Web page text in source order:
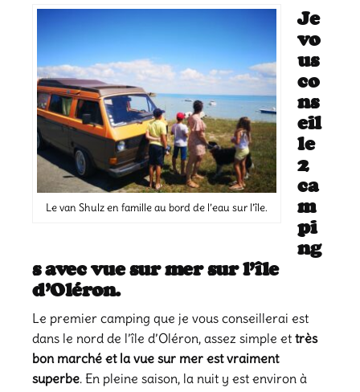
Le van Shulz en famille au bord de l’eau sur l’île.
Je
vo
us
co
ns
eil
le
2
ca
m
pi
ng
s avec vue sur mer sur l’île
d’Oléron.
Le premier camping que je vous conseillerai est
dans le nord de l’île d’Oléron, assez simple et très
bon marché et la vue sur mer est vraiment
superbe. En pleine saison, la nuit y est environ à